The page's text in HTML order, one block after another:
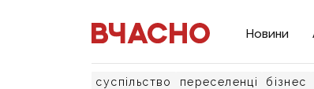
Новини
суспільство переселенці бізнес